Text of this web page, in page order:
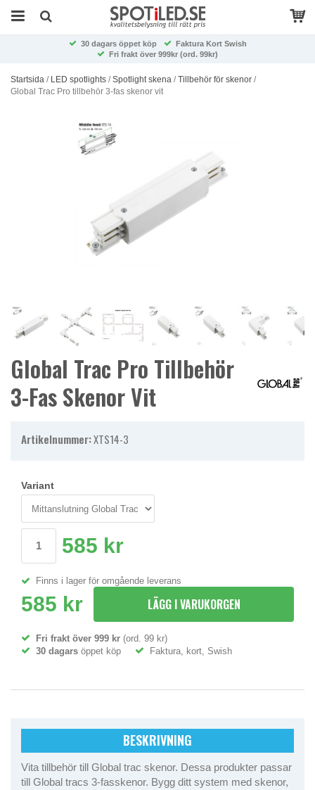
30 dagars öppet köp
Faktura Kort Swish
Fri frakt över 999kr (ord. 99kr)
Startsida / LED spotlights /Spotlight skena /Tillbehör för skenor /
Global Trac Pro tillbehör 3-fas skenor vit
Global Trac Pro Tillbehör
3-Fas Skenor Vit
Artikelnummer:XTS14-3
Variant
585 kr
Finns i lager för omgående leverans
585 kr LÄGG I VARUKORGEN
Fri frakt över 999 kr (ord. 99 kr)
30 dagars öppet köp Faktura, kort, Swish
BESKRIVNING
Vita tillbehör till Global trac skenor. Dessa produkter passar
till Global tracs 3-fasskenor. Bygg ditt system med skenor,